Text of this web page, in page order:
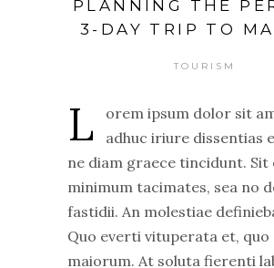
PLANNING THE
3-DAY TRIP TO
TOURISM
L
orem ipsum dolor sit
adhuc iriure dissentias
ne diam graece tincidunt. Sit
minimum tacimates, sea no
fastidii. An molestiae
Quo everti vituperata et, quo
maiorum. At soluta fierenti